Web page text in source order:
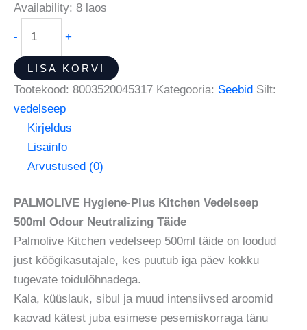
Availability: 8 laos
- +
LISA KORVI
Tootekood: 8003520045317 Kategooria: Seebid Silt:
vedelseep
Kirjeldus
Lisainfo
Arvustused (0)
PALMOLIVE Hygiene-Plus Kitchen Vedelseep
500ml Odour Neutralizing Täide
Palmolive Kitchen vedelseep 500ml täide on loodud
just köögikasutajale, kes puutub iga päev kokku
tugevate toidulõhnadega.
Kala, küüslauk, sibul ja muud intensiivsed aroomid
kaovad kätest juba esimese pesemiskorraga tänu